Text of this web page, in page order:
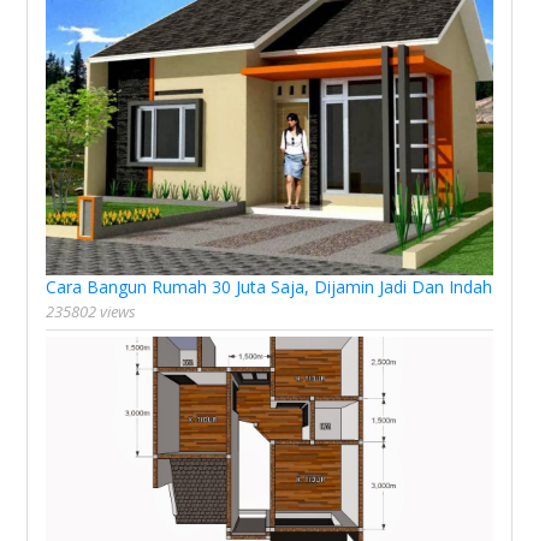
Cara Bangun Rumah 30 Juta Saja, Dijamin Jadi Dan Indah
235802 views